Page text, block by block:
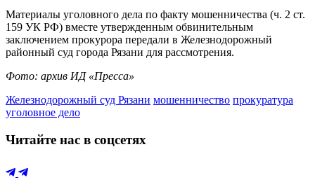
Материалы уголовного дела по факту мошенничества (ч. 2 ст.
159 УК РФ) вместе утвержденным обвинительным
заключением прокурора передали в Железнодорожный
районный суд города Рязани для рассмотрения.
Фото: архив ИД «Пресса»
Железнодорожный суд Рязани мошенничество прокуратура
уголовное дело
Читайте нас в соцсетях